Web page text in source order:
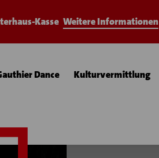
Kasse Weitere Informationen
Dance Kulturvermittlung